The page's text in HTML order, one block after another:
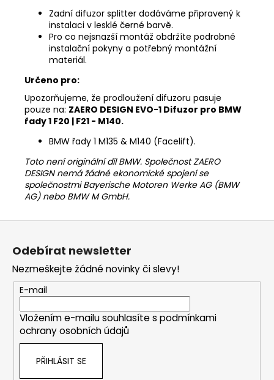
Zadní difuzor splitter dodáváme připravený k
instalaci v lesklé černé barvě.
Pro co nejsnazší montáž obdržíte podrobné
instalační pokyny a potřebný montážní
materiál.
Určeno pro:
Upozorňujeme, že prodloužení difuzoru pasuje
pouze na: ZAERO DESIGN EVO-1 Difuzor pro BMW
řady 1 F20 | F21 - M140.
BMW řady 1 M135 & M140 (Facelift).
Toto není originální díl BMW. Společnost ZAERO
DESIGN nemá žádné ekonomické spojení se
společnostmi Bayerische Motoren Werke AG (BMW
AG) nebo BMW M GmbH.
Z
Odebírat newsletter
Nezmeškejte žádné novinky či slevy!
E-mail
Vložením e-mailu souhlasíte s podmínkami
ochrany osobních údajů
PŘIHLÁSIT SE